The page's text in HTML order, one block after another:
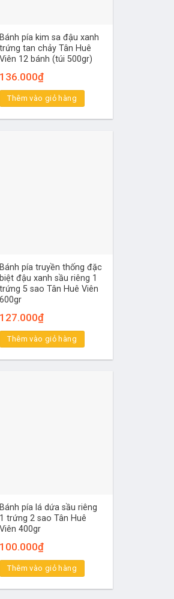
Bánh pía kim sa đậu xanh
trứng tan chảy Tân Huê
Viên 12 bánh (túi 500gr)
136.000₫
Thêm vào giỏ hàng
Bánh pía truyền thống đặc
biệt đậu xanh sầu riêng 1
trứng 5 sao Tân Huê Viên
600gr
127.000₫
Thêm vào giỏ hàng
Bánh pía lá dứa sầu riêng
1 trứng 2 sao Tân Huê
Viên 400gr
100.000₫
Thêm vào giỏ hàng